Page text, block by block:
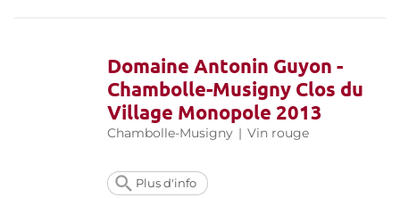
Domaine Antonin Guyon -
Chambolle-Musigny Clos du
Village Monopole 2013
Chambolle-Musigny | Vin rouge
Plus d'info